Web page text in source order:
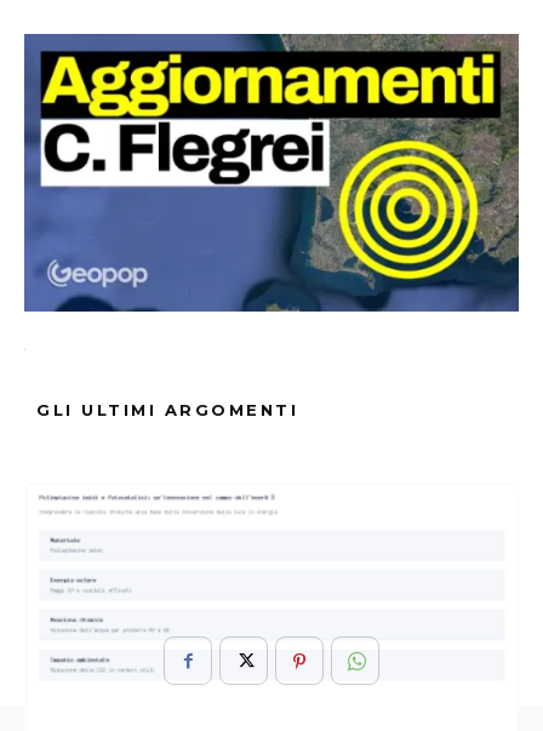
ARGOMENTI : Bollettino
Flegrei
Stato
GLI ULTIMI ARGOMENTI